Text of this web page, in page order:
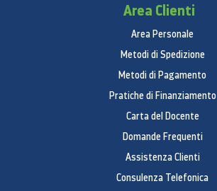
Area Clienti
Area Personale
Metodi di Spedizione
Metodi di Pagamento
Pratiche di Finanziamento
Carta del Docente
Domande Frequenti
Assistenza Clienti
Consulenza Telefonica